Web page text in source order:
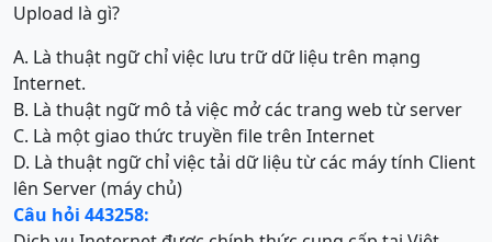
Upload là gì?
A. Là thuật ngữ chỉ việc lưu trữ dữ liệu trên mạng
Internet.
B. Là thuật ngữ mô tả việc mở các trang web từ server
C. Là một giao thức truyền file trên Internet
D. Là thuật ngữ chỉ việc tải dữ liệu từ các máy tính Client
lên Server (máy chủ)
Câu hỏi 443258: